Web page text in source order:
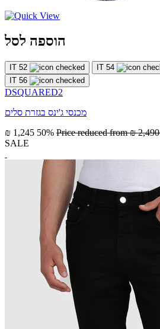
הוספה לסל
IT 52
IT 54
IT 56
DSQUARED2
מכנסי ג'ינס בגזרת סלים
₪ 1,245 50% Price reduced from₪ 2,490
SALE